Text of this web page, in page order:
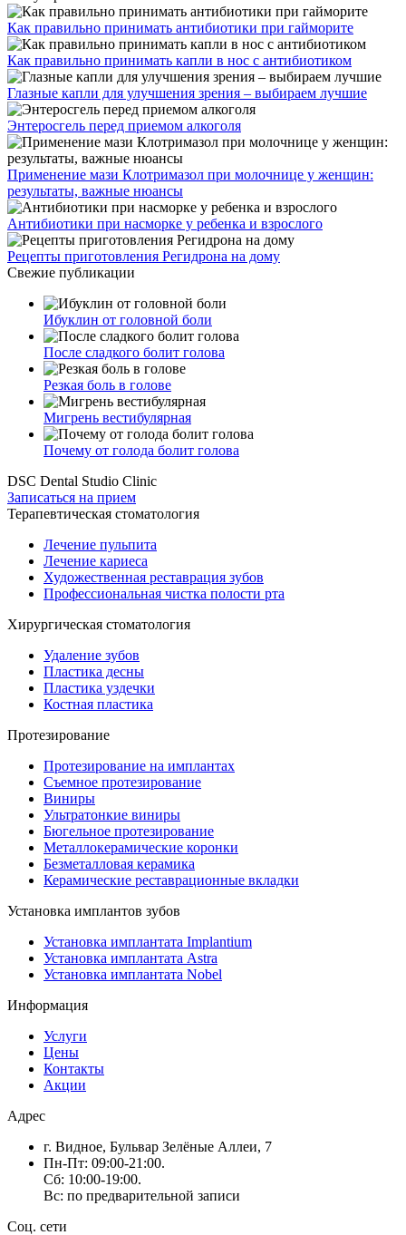
Как правильно принимать антибиотики при гайморите
Как правильно принимать капли в нос с антибиотиком
Глазные капли для улучшения зрения – выбираем лучшие
Энтеросгель перед приемом алкоголя
Применение мази Клотримазол при молочнице у женщин:
результаты, важные нюансы
Антибиотики при насморке у ребенка и взрослого
Рецепты приготовления Регидрона на дому
Свежие публикации
Ибуклин от головной боли
После сладкого болит голова
Резкая боль в голове
Мигрень вестибулярная
Почему от голода болит голова
DSC Dental Studio Clinic
Записаться на прием
Терапевтическая стоматология
Лечение пульпита
Лечение кариеса
Художественная реставрация зубов
Профессиональная чистка полости рта
Хирургическая стоматология
Удаление зубов
Пластика десны
Пластика уздечки
Костная пластика
Протезирование
Протезирование на имплантах
Съемное протезирование
Виниры
Ультратонкие виниры
Бюгельное протезирование
Металлокерамические коронки
Безметалловая керамика
Керамические реставрационные вкладки
Установка имплантов зубов
Установка имплантата Implantium
Установка имплантата Astra
Установка имплантата Nobel
Информация
Услуги
Цены
Контакты
Акции
Адрес
г. Видное, Бульвар Зелёные Аллеи, 7
Пн-Пт: 09:00-21:00.
Сб: 10:00-19:00.
Вс: по предварительной записи
Соц. сети